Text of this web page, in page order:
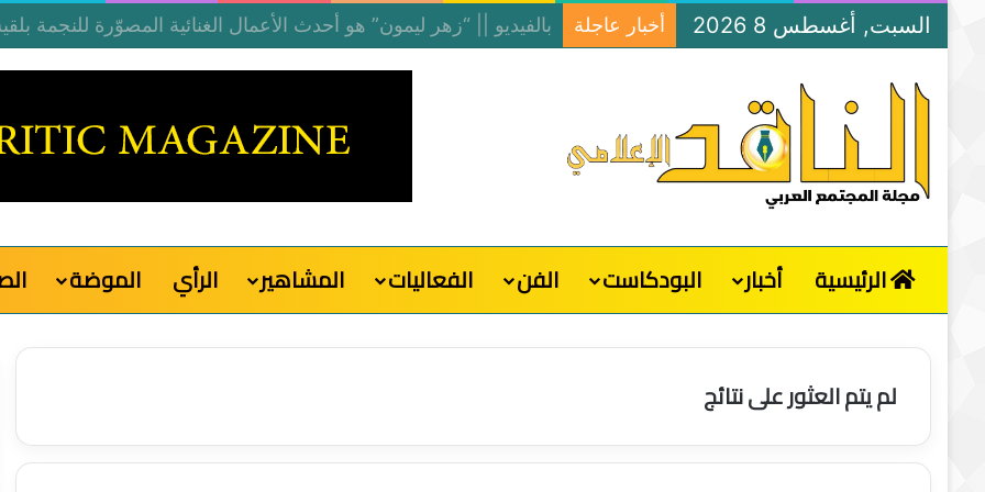
السبت, أغسطس 8 2026 أخبار عاجلة
الرئيسية أخبار البودكاست الفن الفعاليات المشاهير الرأي الموضة
لم يتم العثور على نتائج